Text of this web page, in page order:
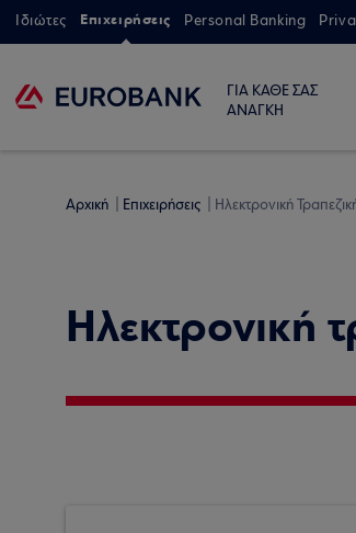
Ιδιώτες Επιχειρήσεις Personal Banking
ΓΙΑ ΚΑΘΕ ΣΑΣ
ΑΝΑΓΚΗ
Αρχική Επιχειρήσεις Ηλεκτρονική
Ηλεκτρονική